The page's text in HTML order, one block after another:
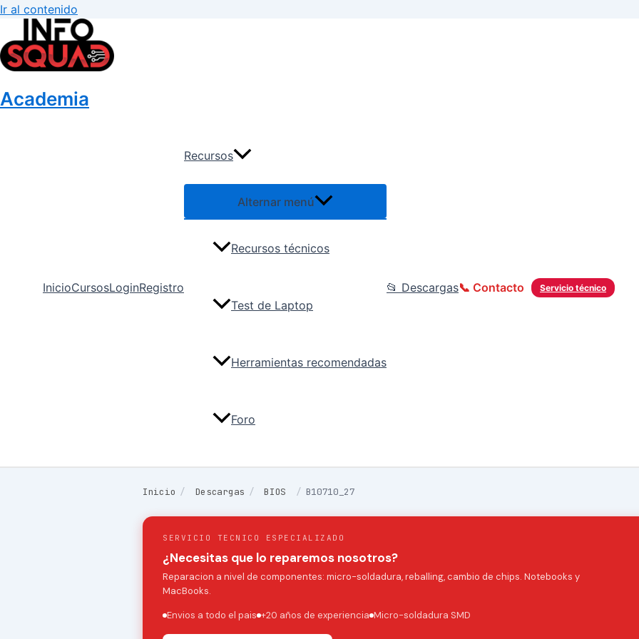
Ir al contenido
Academia
InicioCursosLoginRegistro
Recursos
Alternar menú
Recursos técnicos
Test de Laptop
Herramientas recomendadas
Foro
📂 Descargas Servicio técnico
📞 Contacto
Inicio / Descargas / BIOS / B10710_27
SERVICIO TECNICO ESPECIALIZADO
¿Necesitas que lo reparemos nosotros?
Reparacion a nivel de componentes: micro-soldadura, reballing, cambio de chips. Notebooks y
MacBooks.
Envios a todo el pais +20 años de experiencia Micro-soldadura SMD